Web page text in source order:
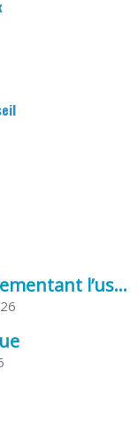
Arrêté préfectoral réglementant l’usage de l’eau